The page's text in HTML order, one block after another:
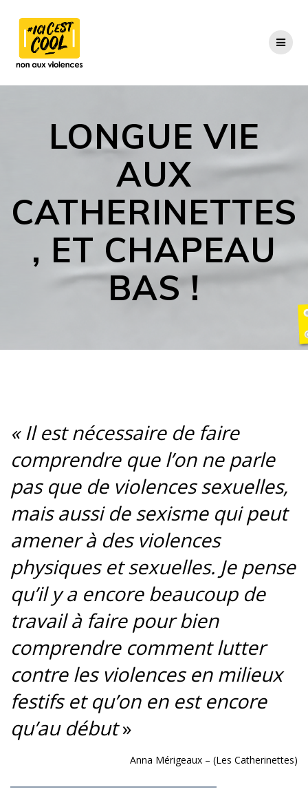
LONGUE VIE
AUX
CATHERINETTES
, ET CHAPEAU
BAS !
«Il est nécessaire de faire
comprendre que l’on ne parle
pas que de violences sexuelles,
mais aussi de sexisme qui peut
amener à des violences
physiques et sexuelles. Je pense
qu’il y a encore beaucoup de
travail à faire pour bien
comprendre comment lutter
contre les violences en milieux
festifs et qu’on en est encore
qu’au début»
Anna Mérigeaux – (Les Catherinettes)